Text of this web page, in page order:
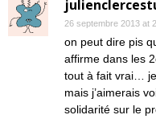
26 septembre 2013 at
on peut dire pis
affirme dans les
tout à fait vrai…
mais j’aimerais
solidarité sur le